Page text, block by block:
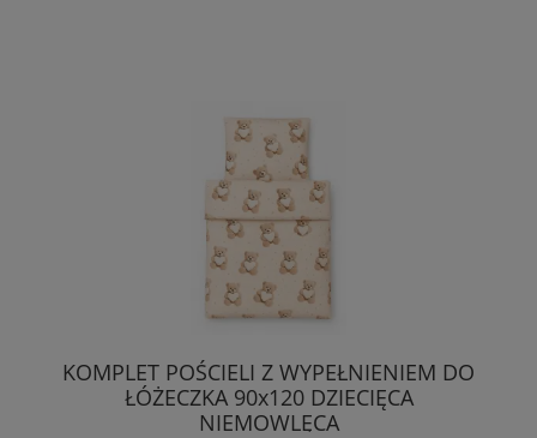
KOMPLET POŚCIELI Z WYPEŁNIENIEM DO
ŁÓŻECZKA 90x120 DZIECIĘCA
NIEMOWLĘCA